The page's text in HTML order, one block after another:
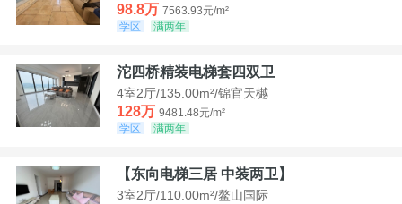
98.8万 7563.93元/m²
学区
满两年
沱四桥精装电梯套四双卫
4室2厅/135.00m²/锦官天樾
128万 9481.48元/m²
学区
满两年
【东向电梯三居 中装两卫】
3室2厅/110.00m²/鳌山国际